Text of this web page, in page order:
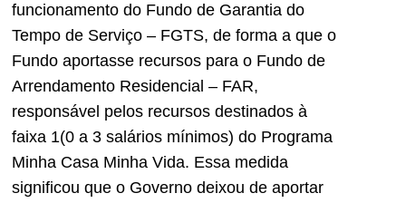
funcionamento do Fundo de Garantia do
Tempo de Serviço – FGTS, de forma a que o
Fundo aportasse recursos para o Fundo de
Arrendamento Residencial – FAR,
responsável pelos recursos destinados à
faixa 1(0 a 3 salários mínimos) do Programa
Minha Casa Minha Vida. Essa medida
significou que o Governo deixou de aportar